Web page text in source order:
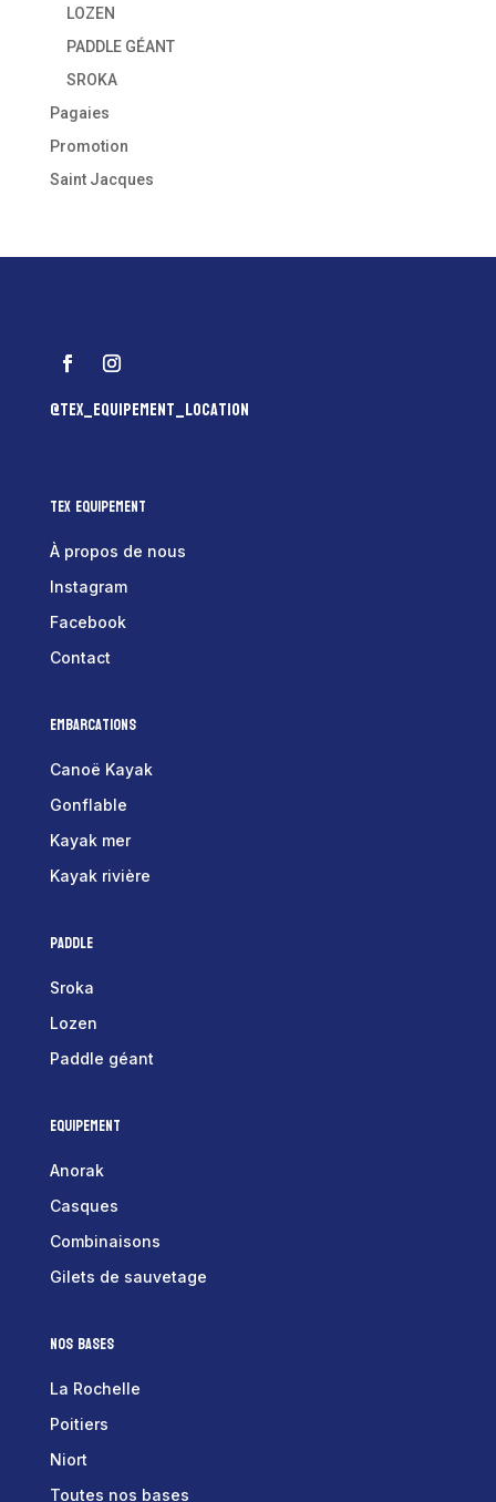
LOZEN
PADDLE GÉANT
SROKA
Pagaies
Promotion
Saint Jacques
@tex_equipement_location
Tex Equipement
À propos de nous
Instagram
Facebook
Contact
Embarcations
Canoë Kayak
Gonflable
Kayak mer
Kayak rivière
Paddle
Sroka
Lozen
Paddle géant
Equipement
Anorak
Casques
Combinaisons
Gilets de sauvetage
Nos bases
La Rochelle
Poitiers
Niort
Toutes nos bases